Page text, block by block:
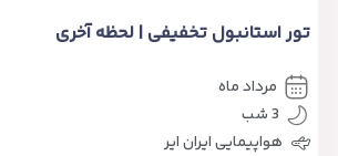
تور استانبول تخفیفی | لحظه آخری
مرداد ماه
3 شب
هواپیمایی ایران ایر